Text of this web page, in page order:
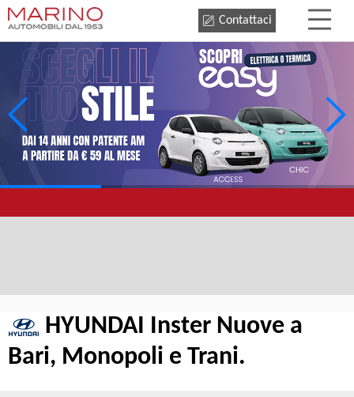
Contattaci
HYUNDAI Inster Nuove a
Bari, Monopoli e Trani.